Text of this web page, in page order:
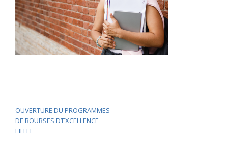
OUVERTURE DU PROGRAMMES
DE BOURSES D’EXCELLENCE
EIFFEL